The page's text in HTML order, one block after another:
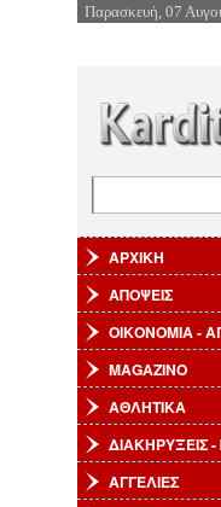
Παρασκευή, 07
ΑΡΧΙΚΗ
ΑΠΟΨΕΙΣ
ΟΙΚΟΝΟΜΙΑ -
MAGAZINO
ΑΘΛΗΤΙΚΑ
ΔΙΑΚΗΡΥΞΕΙΣ
ΑΓΓΕΛΙΕΣ